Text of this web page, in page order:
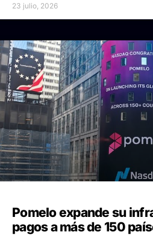
23 julio, 2026
Pomelo expande su
pagos a más de 150